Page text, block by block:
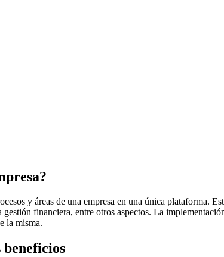
y áreas de una empresa en una única plataforma.
financiera, entre otros aspectos. La
la misma.
beneficios